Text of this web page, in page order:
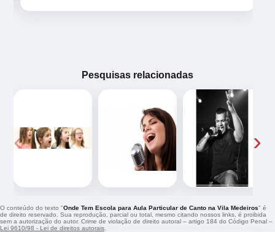
Pesquisas relacionadas
‹ ›
O conteúdo do texto "Onde Tem Escola para Aula Particular de Canto na Vila Medeiros" é
de direito reservado. Sua reprodução, parcial ou total, mesmo citando nossos links, é proibida
sem a autorização do autor. Crime de violação de direito autoral – artigo 184 do Código Penal –
Lei 9610/98 - Lei de direitos autorais